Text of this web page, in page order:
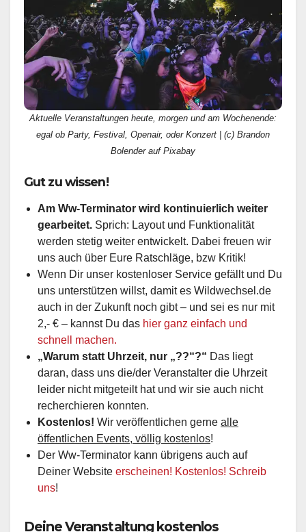
Aktuelle Veranstaltungen heute, morgen und am Wochenende:
egal ob Party, Festival, Openair, oder Konzert | (c) Brandon
Bolender auf Pixabay
Gut zu wissen!
Am Ww-Terminator wird kontinuierlich weiter
gearbeitet. Sprich: Layout und Funktionalität
werden stetig weiter entwickelt. Dabei freuen wir
uns auch über Eure Ratschläge, bzw Kritik!
Wenn Dir unser kostenloser Service gefällt und Du
uns unterstützen willst, damit es Wildwechsel.de
auch in der Zukunft noch gibt – und sei es nur mit
2,- € – kannst Du das hier ganz einfach und
schnell machen.
„Warum statt Uhrzeit, nur „??“?“ Das liegt
daran, dass uns die/der Veranstalter die Uhrzeit
leider nicht mitgeteilt hat und wir sie auch nicht
recherchieren konnten.
Kostenlos! Wir veröffentlichen gerne alle
öffentlichen Events, völlig kostenlos!
Der Ww-Terminator kann übrigens auch auf
Deiner Website erscheinen! Kostenlos! Schreib
uns!
Deine Veranstaltung kostenlos